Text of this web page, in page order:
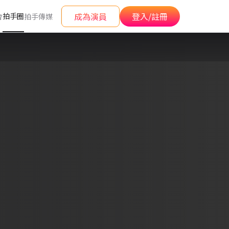
拍手圈拍手傳媒 成為演員 登入/註冊